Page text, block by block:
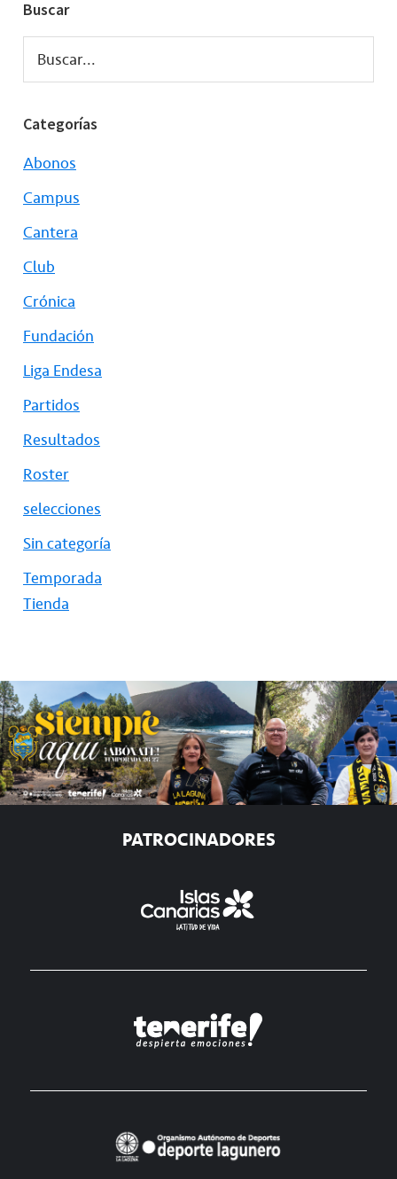
Buscar
Buscar...
Categorías
Abonos
Campus
Cantera
Club
Crónica
Fundación
Liga Endesa
Partidos
Resultados
Roster
selecciones
Sin categoría
Temporada
Tienda
PATROCINADORES